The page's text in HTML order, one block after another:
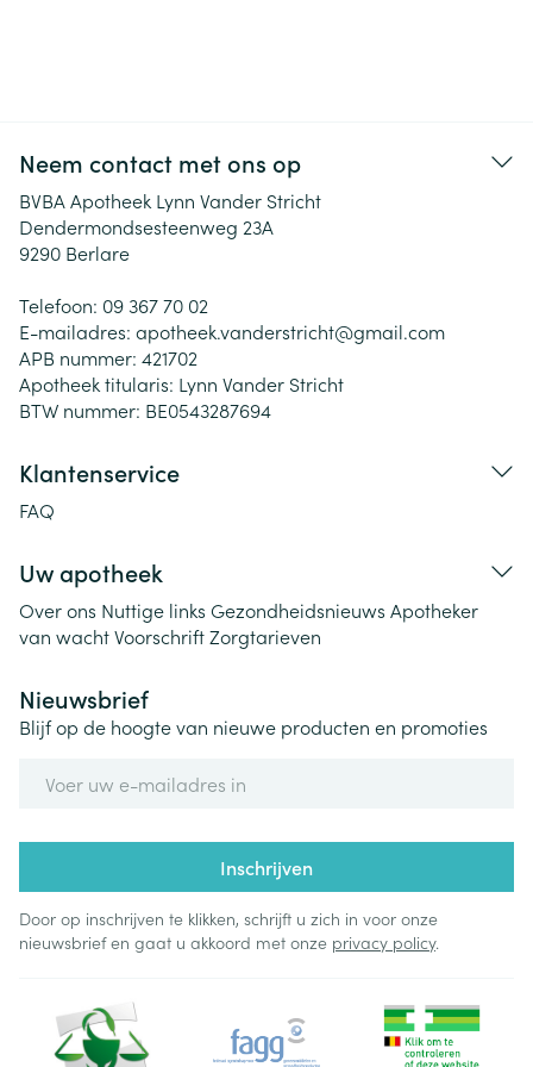
Neem contact met ons op
BVBA Apotheek Lynn Vander Stricht
Dendermondsesteenweg 23A
9290 Berlare
Telefoon: 09 367 70 02
E-mailadres: apotheek.vanderstricht@gmail.com
APB nummer: 421702
Apotheek titularis: Lynn Vander Stricht
BTW nummer: BE0543287694
Klantenservice
FAQ
Uw apotheek
Over ons Nuttige links Gezondheidsnieuws Apotheker
van wachtVoorschriftZorgtarieven
Nieuwsbrief
Blijf op de hoogte van nieuwe producten en promoties
Inschrijven
Door op inschrijven te klikken, schrijft u zich in voor onze
nieuwsbrief en gaat u akkoord met onze privacy policy.